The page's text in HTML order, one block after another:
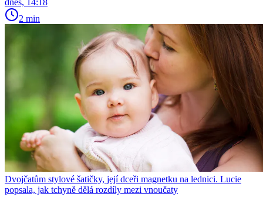
dnes, 14:18
2 min
Dvojčatům stylové šatičky, její dceři magnetku na lednici. Lucie
popsala, jak tchyně dělá rozdíly mezi vnoučaty